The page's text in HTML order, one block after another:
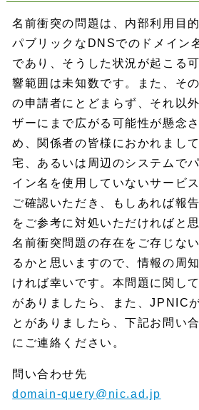
名前衝突の問題は、内部利用目
パブリックなDNSでのドメイン
であり、そうした状況が起こる
響範囲は未知数です。また、そ
の申請者にとどまらず、それ以
ザーにまで広がる可能性が懸念
め、関係者の皆様におかれまし
宅、あるいは周辺のシステムで
イン名を使用していないサービ
ご確認いただき、もしあれば報
をご参考に対処いただければと
名前衝突問題の存在をご存じな
るかと思いますので、情報の周
ければ幸いです。本問題に関し
がありましたら、また、JPNIC
とがありましたら、下記お問い
にご連絡ください。
問い合わせ先
domain-query@nic.ad.jp